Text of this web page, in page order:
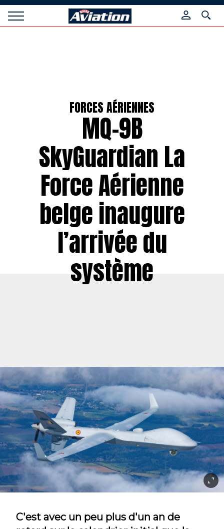
Raids
FORCES AÉRIENNES
MQ-9B
SkyGuardian La
Force Aérienne
belge inaugure
l’arrivée du
système
C'est avec un peu plus d'un an de
Panneau de gestion des cookies